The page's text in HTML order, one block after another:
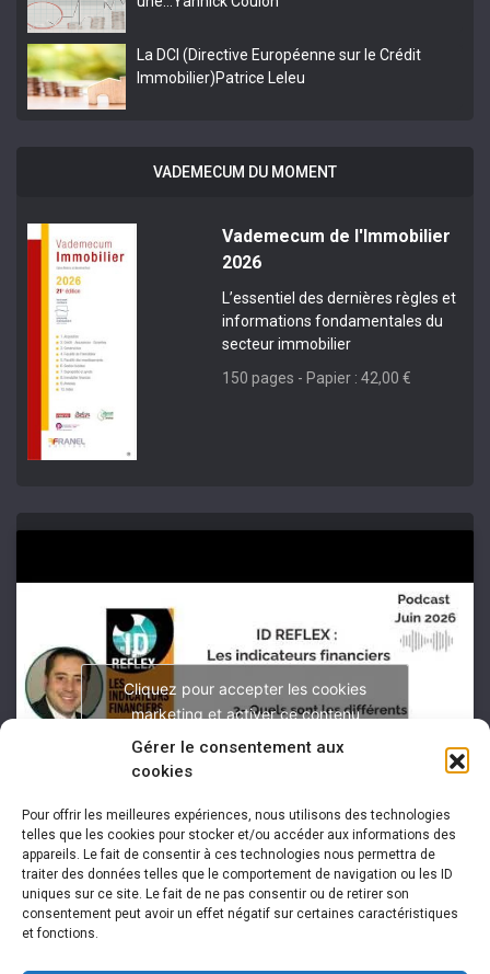
Gérer le consentement aux
cookies
Pour offrir les meilleures expériences, nous utilisons des technologies
telles que les cookies pour stocker et/ou accéder aux informations des
appareils. Le fait de consentir à ces technologies nous permettra de
traiter des données telles que le comportement de navigation ou les ID
uniques sur ce site. Le fait de ne pas consentir ou de retirer son
consentement peut avoir un effet négatif sur certaines caractéristiques
et fonctions.
La DCI (Directive Européenne sur le Crédit
Immobilier)Patrice Leleu
VADEMECUM DU MOMENT
Vademecum de l'Immobilier
2026
L’essentiel des dernières règles et
informations fondamentales du
secteur immobilier
150 pages - Papier : 42,00 €
Cliquez pour accepter les cookies
marketing et activer ce contenu